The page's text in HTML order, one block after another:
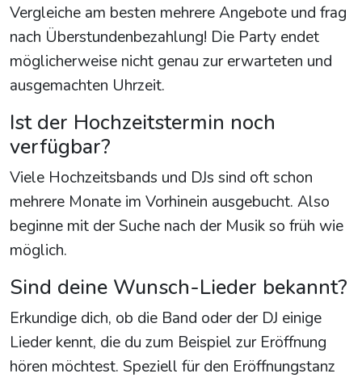
Vergleiche am besten mehrere Angebote und frag
nach Überstundenbezahlung! Die Party endet
möglicherweise nicht genau zur erwarteten und
ausgemachten Uhrzeit.
Ist der Hochzeitstermin noch
verfügbar?
Viele Hochzeitsbands und DJs sind oft schon
mehrere Monate im Vorhinein ausgebucht. Also
beginne mit der Suche nach der Musik so früh wie
möglich.
Sind deine Wunsch-Lieder bekannt?
Erkundige dich, ob die Band oder der DJ einige
Lieder kennt, die du zum Beispiel zur Eröffnung
hören möchtest. Speziell für den Eröffnungstanz